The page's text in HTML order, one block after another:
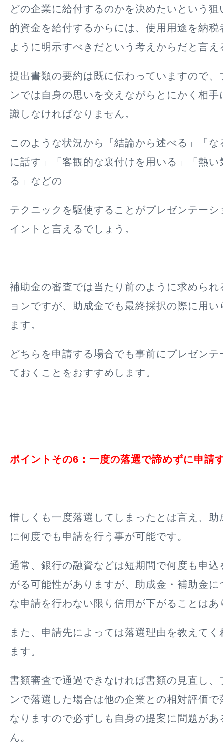
どの企業に給付するのかを決めたいという狙
的資金を給付するからには、使用用途を納税
ように明示すべきだという考えからだと言え
提出書類の要約は既に伝わっていますので、
ンでは自身の思いを交えながらとにかく相
識しなければなりません。
このような状況から 「 結論から述べる 」「
に話す 」「 客観的な裏付けを用いる 」「 熱い
る 」などの
テクニックを駆使することがプレゼンテーシ
イント と言えるでしょう。
補助金の審査では当たり前のように求められ
ョンですが、助成金でも最終採択の際に用
ます。
どちらを申請する場合でも事前にプレゼン
ておくことをおすすめします。
ポイントその6：一度の落選で諦めずに申請
惜しくも一度落選してしまったとは言え、助
に何度でも申請を行う事が可能です。
通常、銀行の融資などは短期間で何度も申込
がる可能性がありますが、助成金・補助金に
な申請を行わない限り信用が下がることはあ
また、申請先によっては落選理由を教えて
ます。
書類審査で通過できなければ書類の見直し、
ンで落選した場合は他の企業との相対評価で
なりますので必ずしも自身の提案に問題があ
ん。